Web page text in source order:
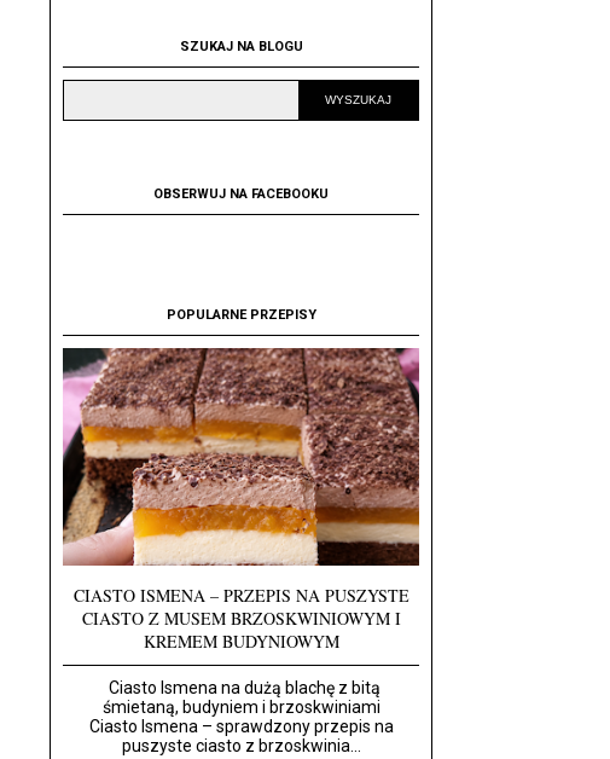
SZUKAJ NA BLOGU
OBSERWUJ NA FACEBOOKU
POPULARNE PRZEPISY
CIASTO ISMENA – PRZEPIS NA PUSZYSTE
CIASTO Z MUSEM BRZOSKWINIOWYM I
KREMEM BUDYNIOWYM
Ciasto Ismena na dużą blachę z bitą
śmietaną, budyniem i brzoskwiniami
Ciasto Ismena – sprawdzony przepis na
puszyste ciasto z brzoskwinia...